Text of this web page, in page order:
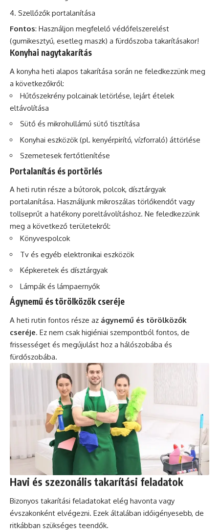
Szellőzők portalanítása
Fontos: Használjon megfelelő védőfelszerelést
(gumikesztyű, esetleg maszk) a fürdőszoba takarításakor!
Konyhai nagytakarítás
A konyha heti alapos takarítása során ne feledkezzünk meg
a következőkről:
Hűtőszekrény polcainak letörlése, lejárt ételek
eltávolítása
Sütő és mikrohullámú sütő tisztítása
Konyhai eszközök (pl. kenyérpirító, vízforraló) áttörlése
Szemetesek fertőtlenítése
Portalanítás és portörlés
A heti rutin része a bútorok, polcok, dísztárgyak
portalanítása. Használjunk mikroszálas törlőkendőt vagy
tollseprűt a hatékony poreltávolításhoz. Ne feledkezzünk
meg a következő területekről:
Könyvespolcok
Tv és egyéb elektronikai eszközök
Képkeretek és dísztárgyak
Lámpák és lámpaernyők
Ágynemű és törölközők cseréje
A heti rutin fontos része az ágynemű és törölközők
cseréje. Ez nem csak higiéniai szempontból fontos, de
frissességet és megújulást hoz a hálószobába és
fürdőszobába.
Havi és szezonális takarítási feladatok
Bizonyos takarítási feladatokat elég havonta vagy
évszakonként elvégezni. Ezek általában időigényesebb, de
ritkábban szükséges teendők.